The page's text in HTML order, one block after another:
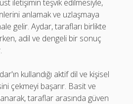
iletişimin teşvik edilmesiyle,
anlamak ve uzlaşmaya
gelir. Aydar, tarafları birlikte
adil ve dengeli bir sonuç
kullandığı aktif dil ve kişisel
çekmeyi başarır. Basit ve
taraflar arasında güven